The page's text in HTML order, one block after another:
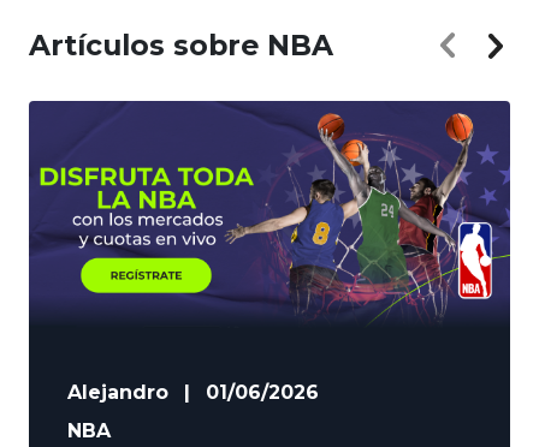
Artículos sobre NBA
Alejandro |
01/06/2026
NBA